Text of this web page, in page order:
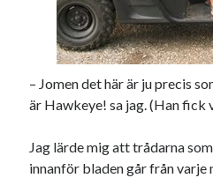
Swish: 070-8885542
– Jomen det här är ju precis
är Hawkeye! sa jag. (Han fick
Jag lärde mig att trådarna
innanför bladen går från varje